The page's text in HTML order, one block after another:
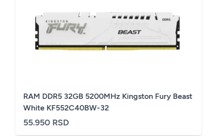
RAM DDR5 32GB 5200MHz Kingston Fury Beast
White KF552C40BW-32
55.950 RSD